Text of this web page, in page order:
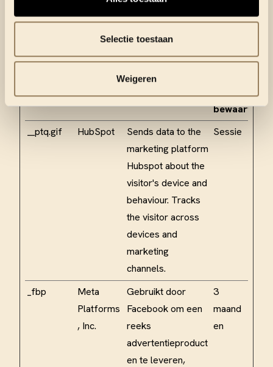
Selectie toestaan
Weigeren
waardevoller voor uitgevers en externe
adverteerders.
Naam AanbiederDoel
Maximale
__ptq.gif
HubSpot
Sends data to the
marketing platform
Hubspot about the
visitor's device and
behaviour. Tracks
the visitor across
devices and
marketing
channels.
Sessie
_fbp
Meta
Platforms
, Inc.
Gebruikt door
Facebook om een
reeks
advertentieproduct
en te leveren,
3
maand
en